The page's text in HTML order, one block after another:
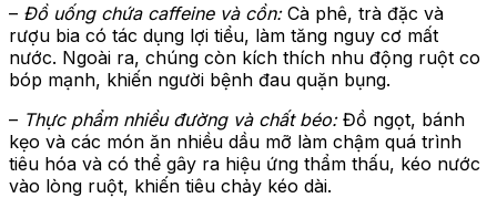
– Đồ uống chứa caffeine và cồn:Cà phê, trà đặc và
rượu bia có tác dụng lợi tiểu, làm tăng nguy cơ mất
nước. Ngoài ra, chúng còn kích thích nhu động ruột co
bóp mạnh, khiến người bệnh đau quặn bụng.
– Thực phẩm nhiều đường và chất béo:Đồ ngọt, bánh
kẹo và các món ăn nhiều dầu mỡ làm chậm quá trình
tiêu hóa và có thể gây ra hiệu ứng thẩm thấu, kéo nước
vào lòng ruột, khiến tiêu chảy kéo dài.